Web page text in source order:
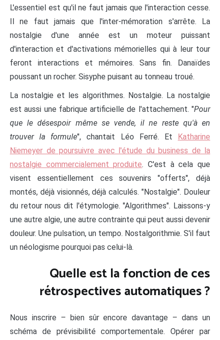
L'essentiel est qu'il ne faut jamais que l'interaction cesse.
Il ne faut jamais que l'inter-mémoration s'arrête. La
nostalgie d'une année est un moteur puissant
d'interaction et d'activations mémorielles qui à leur tour
feront interactions et mémoires. Sans fin. Danaïdes
poussant un rocher. Sisyphe puisant au tonneau troué.
La nostalgie et les algorithmes. Nostalgie. La nostalgie
est aussi une fabrique artificielle de l'attachement. "Pour
que le désespoir même se vende, il ne reste qu'à en
trouver la formule", chantait Léo Ferré. Et Katharine
Niemeyer de poursuivre avec l'étude du business de la
nostalgie commercialement produite. C'est à cela que
visent essentiellement ces souvenirs "offerts", déjà
montés, déjà visionnés, déjà calculés. "Nostalgie". Douleur
du retour nous dit l'étymologie. "Algorithmes". Laissons-y
une autre algie, une autre contrainte qui peut aussi devenir
douleur. Une pulsation, un tempo. Nostalgorithmie. S'il faut
un néologisme pourquoi pas celui-là.
Quelle est la fonction de ces
rétrospectives automatiques ?
Nous inscrire – bien sûr encore davantage – dans un
schéma de prévisibilité comportementale. Opérer par